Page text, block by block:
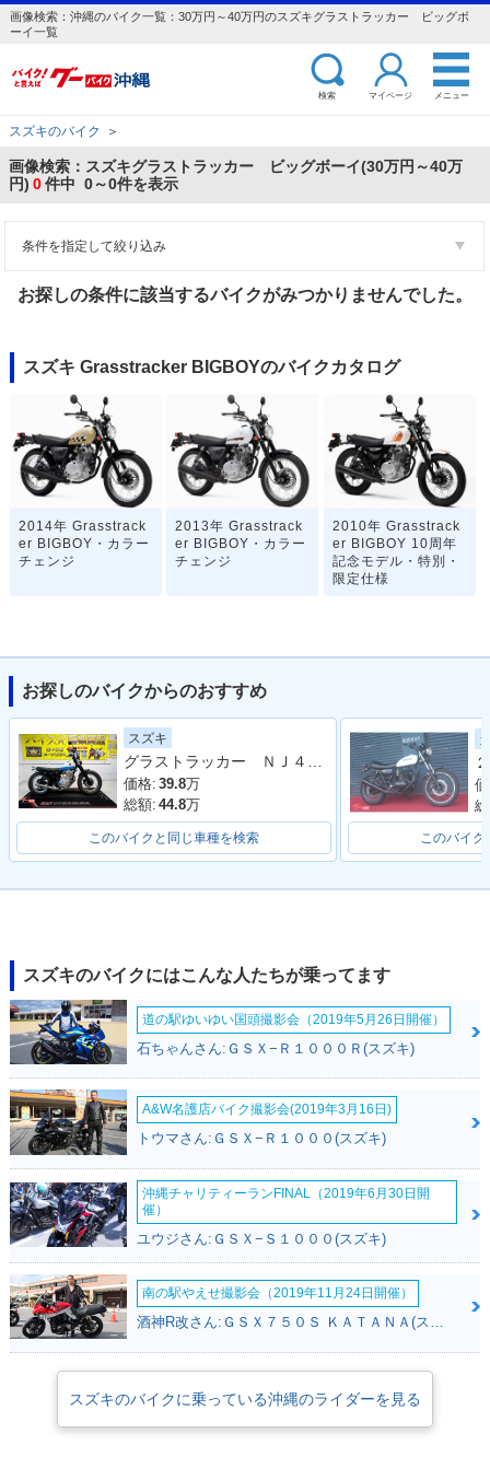
画像検索：沖縄のバイク一覧：30万円～40万円のスズキグラストラッカー ビッグボ
ーイ一覧
検索 マイページ メニュー
スズキのバイク ＞
画像検索：スズキグラストラッカー ビッグボーイ(30万円～40万
円) 0件中 0～0件を表示
条件を指定して絞り込み
お探しの条件に該当するバイクがみつかりませんでした。
スズキ Grasstracker BIGBOYのバイクカタログ
2014年 Grasstrack
er BIGBOY・カラー
チェンジ
2013年 Grasstrack
er BIGBOY・カラー
チェンジ
2010年 Grasstrack
er BIGBOY 10周年
記念モデル・特別・
限定仕様
2009年 Grasstrack
er BIGBOY・マイナ
ーチェンジ
er BIGBOY・マイナ
ーチェンジ
2003年 Grasstrack
er BIGBOY
er BIGBOY
er BIGBOY
er BIGBOY・新登場
お探しのバイクからのおすすめ
スズキ
グラストラッカー ＮＪ４７Ａ型 ２００３年モデル 社外Ｆフェンダー・テールランプ カスタム多数
価格: 39.8万
総額: 44.8万
このバイクと同じ車種を検索 このバイク
スズキのバイクにはこんな人たちが乗ってます
道の駅ゆいゆい国頭撮影会（2019年5月26日開催）
石ちゃんさん:ＧＳＸ−Ｒ１０００Ｒ(スズキ)
A&W名護店バイク撮影会(2019年3月16日)
トウマさん:ＧＳＸ−Ｒ１０００(スズキ)
沖縄チャリティーランFINAL（2019年6月30日開
催）
ユウジさん:ＧＳＸ−Ｓ１０００(スズキ)
南の駅やえせ撮影会（2019年11月24日開催）
酒神R改さん:ＧＳＸ７５０Ｓ ＫＡＴＡＮＡ(スズキ)
スズキのバイクに乗っている沖縄のライダーを見る